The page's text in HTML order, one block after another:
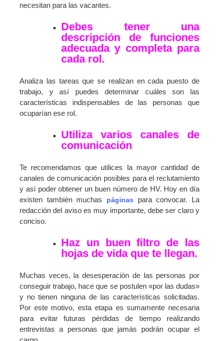
necesitan para las vacantes.
Debes tener una
descripción de funciones
adecuada y completa para
cada rol.
Analiza las tareas que se realizan en cada puesto de
trabajo, y así puedes determinar cuáles son las
características indispensables de las personas que
ocuparían ese rol.
Utiliza varios canales de
comunicación
Te recomendamos que utilices la mayor cantidad de
canales de comunicación posibles para el reclutamiento
y así poder obtener un buen número de HV. Hoy en día
existen también muchas páginas para convocar. La
redacción del aviso es muy importante, debe ser claro y
conciso.
Haz un buen filtro de las
hojas de vida que te llegan.
Muchas veces, la desesperación de las personas por
conseguir trabajo, hace que se postulen «por las dudas»
y no tienen ninguna de las características solicitadas.
Por este motivo, esta etapa es sumamente necesaria
para evitar futuras pérdidas de tiempo realizando
entrevistas a personas que jamás podrán ocupar el